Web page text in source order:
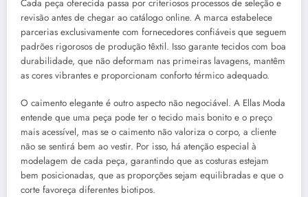
Cada peça oferecida passa por criteriosos processos de seleção e
revisão antes de chegar ao catálogo online. A marca estabelece
parcerias exclusivamente com fornecedores confiáveis que seguem
padrões rigorosos de produção têxtil. Isso garante tecidos com boa
durabilidade, que não deformam nas primeiras lavagens, mantêm
as cores vibrantes e proporcionam conforto térmico adequado.
O caimento elegante é outro aspecto não negociável. A Ellas Moda
entende que uma peça pode ter o tecido mais bonito e o preço
mais acessível, mas se o caimento não valoriza o corpo, a cliente
não se sentirá bem ao vestir. Por isso, há atenção especial à
modelagem de cada peça, garantindo que as costuras estejam
bem posicionadas, que as proporções sejam equilibradas e que o
corte favoreça diferentes biotipos.